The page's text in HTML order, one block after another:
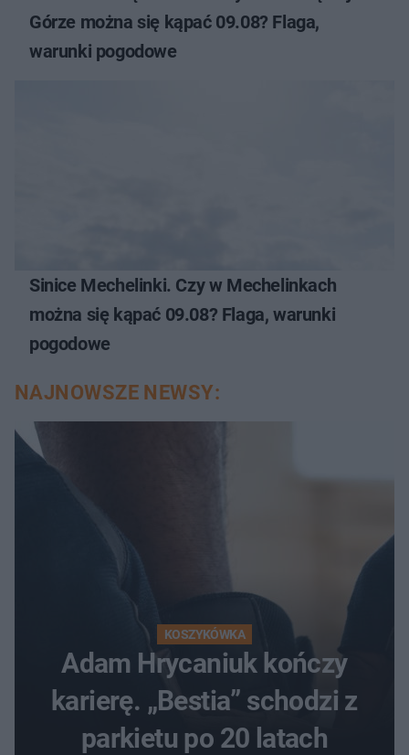
Górze można się kąpać 09.08? Flaga,
warunki pogodowe
Sinice Mechelinki. Czy w Mechelinkach
można się kąpać 09.08? Flaga, warunki
pogodowe
NAJNOWSZE NEWSY:
KOSZYKÓWKA
Adam Hrycaniuk kończy
karierę. „Bestia” schodzi z
parkietu po 20 latach